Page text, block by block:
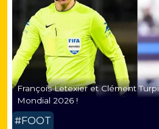
François Letexier et Clément
Mondial 2026 !
#FOOT